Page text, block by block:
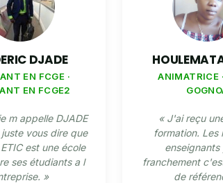
DJADE
EN FCGE ·
EN FCGE2
m appelle DJADE
juste vous dire que
est une école
ses étudiants a l
»
ANIMATRICE
« J'ai reçu
formation. Les
enseignants
franchement
de